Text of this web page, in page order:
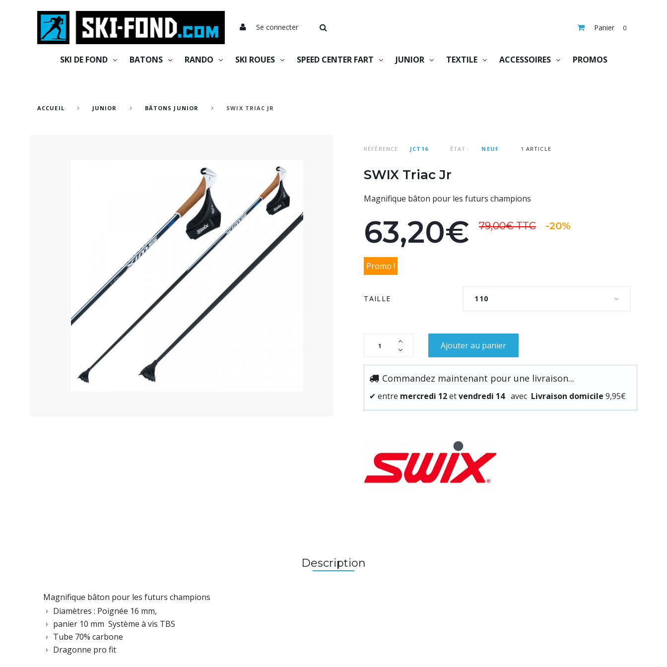
Se connecter Panier 0
SKI DE FOND BATONS RANDO SKI ROUES SPEED CENTER FART JUNIOR TEXTILE ACCESSOIRES PROMOS
ACCUEIL JUNIOR BÂTONS JUNIOR SWIX TRIAC JR
RÉFÉRENCE JCT16 ÉTAT : NEUF 1 ARTICLE
SWIX Triac Jr
Magnifique bâton pour les futurs champions
63,20€ 79,00€TTC -20%
Promo !
TAILLE 110
Ajouter au panier
Commandez maintenant pour une livraison...
✔ entre mercredi 12etvendredi 14 avec Livraison domicile 9,95€
Description
Magnifique bâton pour les futurs champions
Diamètres : Poignée 16 mm,
panier 10 mm Système à vis TBS
Tube 70% carbone
Dragonne pro fit